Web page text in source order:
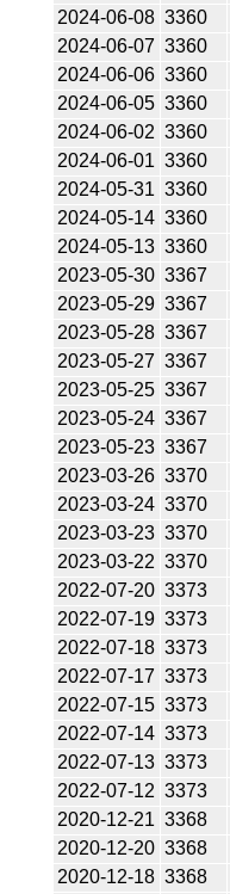
2024-06-08 3360
2024-06-07 3360
2024-06-06 3360
2024-06-05 3360
2024-06-02 3360
2024-06-01 3360
2024-05-31 3360
2024-05-14 3360
2024-05-13 3360
2023-05-30 3367
2023-05-29 3367
2023-05-28 3367
2023-05-27 3367
2023-05-25 3367
2023-05-24 3367
2023-05-23 3367
2023-03-26 3370
2023-03-24 3370
2023-03-23 3370
2023-03-22 3370
2022-07-20 3373
2022-07-19 3373
2022-07-18 3373
2022-07-17 3373
2022-07-15 3373
2022-07-14 3373
2022-07-13 3373
2022-07-12 3373
2020-12-21 3368
2020-12-20 3368
2020-12-18 3368